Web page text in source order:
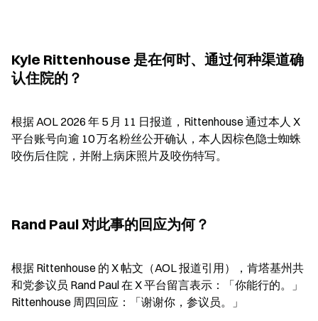
Kyle Rittenhouse 是在何时、通过何种渠道确
认住院的？
根据 AOL 2026 年 5 月 11 日报道，Rittenhouse 通过本人 X
平台账号向逾 10 万名粉丝公开确认，本人因棕色隐士蜘蛛
咬伤后住院，并附上病床照片及咬伤特写。
Rand Paul 对此事的回应为何？
根据 Rittenhouse 的 X 帖文（AOL 报道引用），肯塔基州共
和党参议员 Rand Paul 在 X 平台留言表示：「你能行的。」
Rittenhouse 周四回应：「谢谢你，参议员。」